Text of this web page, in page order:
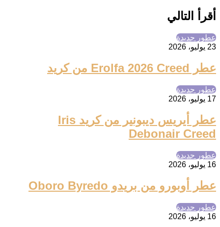
أقرأ التالي
عطور جديدة
23 يوليو، 2026
عطر Erolfa 2026 Creed من كريد
عطور جديدة
17 يوليو، 2026
عطر أيريس ديبونير من كريد Iris
Debonair Creed
عطور جديدة
16 يوليو، 2026
عطر أوبورو من بريدو Oboro Byredo
عطور جديدة
16 يوليو، 2026